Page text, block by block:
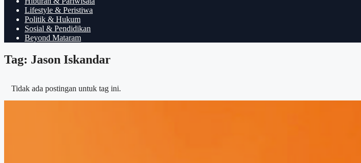
Lifestyle & Peristiwa
Politik & Hukum
Sosial & Pendidikan
Beyond Mataram
Tag: Jason Iskandar
Tidak ada postingan untuk tag ini.